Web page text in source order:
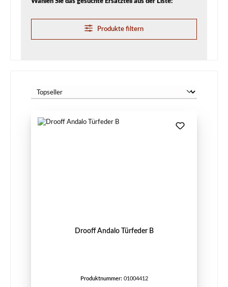
Produkte filtern
Drooff Andalo Türfeder B
Produktnummer: 01004412